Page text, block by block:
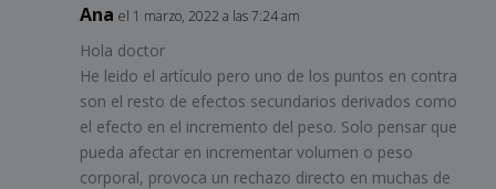
Ana el 1 marzo, 2022 a las 7:24 am
Hola doctor
He leido el artículo pero uno de los puntos en contra
son el resto de efectos secundarios derivados como
el efecto en el incremento del peso. Solo pensar que
pueda afectar en incrementar volumen o peso
corporal, provoca un rechazo directo en muchas de